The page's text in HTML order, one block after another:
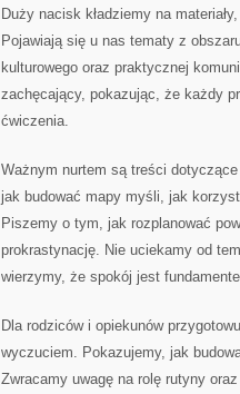
Duży nacisk kładziemy na
Pojawiają się u nas tematy z
kulturowego oraz praktycznej
zachęcający, pokazując, że każdy
ćwiczenia.
Ważnym nurtem są treści
jak budować mapy myśli, jak
Piszemy o tym, jak rozplanować
prokrastynację. Nie uciekamy od
wierzymy, że spokój jest
Dla rodziców i opiekunów
wyczuciem. Pokazujemy, jak
Zwracamy uwagę na rolę rutyny